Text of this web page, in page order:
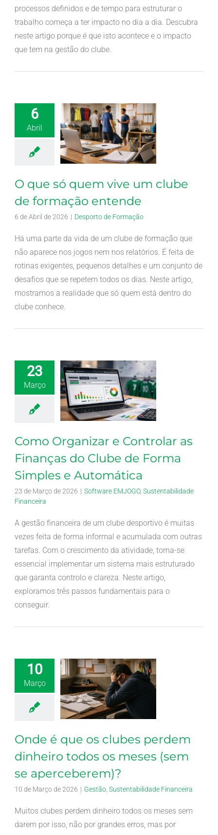
processos definidos e de tempo para estruturar o
trabalho começa a ter impacto no dia a dia. Descubra
neste artigo porque é que isto acontece e o impacto
que tem na gestão do clube.
6
Abril
O que só quem vive um clube
de formação entende
6 de Abril de 2026 | Desporto de Formação
Há uma parte da vida de um clube de formação que
não aparece nos jogos nem nos relatórios. É feita de
rotinas exigentes, pequenos detalhes e um conjunto de
desafios que se repetem todos os dias. Neste artigo,
mostramos a realidade que só quem está dentro do
clube conhece.
23
Março
Como Organizar e Controlar as
Finanças do Clube de Forma
Simples e Automática
23 de Março de 2026 | Software EMJOGO, Sustentabilidade
Financeira
A gestão financeira de um clube desportivo é muitas
vezes feita de forma informal e acumulada com outras
tarefas. Com o crescimento da atividade, torna-se
essencial implementar um sistema mais estruturado
que garanta controlo e clareza. Neste artigo,
exploramos três passos fundamentais para o
conseguir.
10
Março
Onde é que os clubes perdem
dinheiro todos os meses (sem
se aperceberem)?
10 de Março de 2026 | Gestão Sustentabilidade Financeira
Muitos clubes perdem dinheiro todos os meses sem
darem por isso, não por grandes erros, mas por